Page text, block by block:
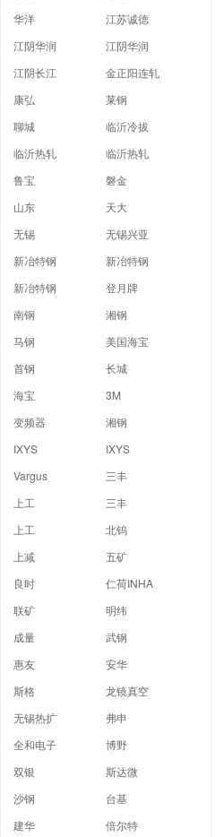
华洋
江苏诚德
江阴华润
江阴华润
江阴长江
金正阳连轧
康弘
莱钢
聊城
临沂冷拔
临沂热轧
临沂热轧
鲁宝
磐金
山东
天大
无锡
无锡兴亚
新冶特钢
新冶特钢
新冶特钢
登月牌
南钢
湘钢
马钢
美国海宝
首钢
长城
海宝
3M
变频器
湘钢
IXYS
IXYS
Vargus
三丰
上工
三丰
上工
北钨
上减
五矿
良时
仁荷INHA
联矿
明纬
成量
武钢
惠友
安华
斯格
龙镜真空
无锡热扩
弗申
全和电子
博野
双银
斯达微
沙钢
台基
建华
倍尔特